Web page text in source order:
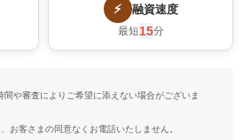
⚡ 融資速度
最短15分
や審査によりご希望に添えない場合がございま
お客さまの同意なくお電話いたしません。